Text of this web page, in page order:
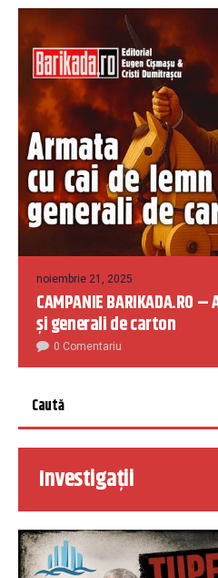
noiembrie 21, 2025
CAMPANIE BARIKADA.RO
și generali de carton
0 Comentariu
Investigații